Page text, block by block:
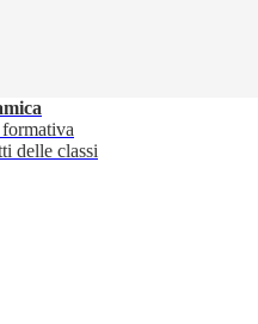
delle classi